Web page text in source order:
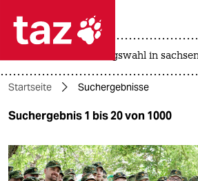
 taz zahl ich
taz zahl ich
themen
politik
landtagswahl in
Startseite Suchergebnisse
Suchergebnis 1 bis 20 von 1000